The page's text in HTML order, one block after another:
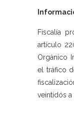
Fiscalía
artículo
Orgánico
el tráfico
veintidós a